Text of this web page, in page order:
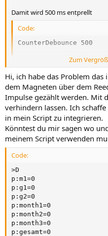
Damit wird 500 ms entprellt
Code:
CounterDebounce 500
Zudem solltest du schauen ob
falsches hochzählen zu
Code:
>D
tmp=0
>B
tmp=sw[0]
>E
if sw[0]!=tmp
and sw[0]==1
endif
tmp=sw[0]
Zum
Hi, ich habe das Problem
dem Magneten über dem
Impulse gezählt werden. Mit
verhindern lassen. Ich
in mein Script zu integrieren.
Könntest du mir sagen wo
meinem Script verwenden
Code:
>D
p:m1=0
p:g1=0
p:g2=0
p:month1=0
p:month2=0
p:month3=0
p:gesamt=0